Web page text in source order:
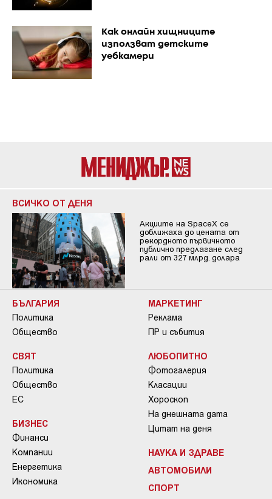
Как онлайн хищниците
използват детските
уебкамери
ВСИЧКО ОТ ДЕНЯ
Акциите на SpaceX се
доближаха до цената от
рекордното първичното
публично предлагане след
рали от 327 млрд. долара
БЪЛГАРИЯ
Политика
Общество
СВЯТ
Политика
Общество
ЕС
БИЗНЕС
Финанси
Компании
Енергетика
Икономика
МАРКЕТИНГ
Реклама
ПР и събития
ЛЮБОПИТНО
Фотогалерия
Класации
Хороскоп
На днешната дата
Цитат на деня
НАУКА И ЗДРАВЕ
АВТОМОБИЛИ
СПОРТ